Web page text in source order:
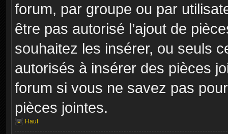
forum, par groupe ou par
être pas autorisé l’ajout de
souhaitez les insérer, ou seuls
autorisés à insérer des pièces
forum si vous ne savez pas
pièces jointes.
Haut